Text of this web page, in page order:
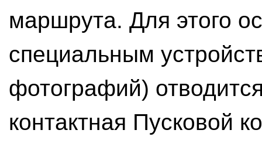
маршрута. Для этого
специальным
фотографий)
контактная Пусковой